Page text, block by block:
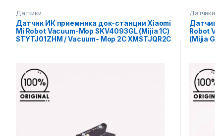
Датчики
Датчик ИК приемника док-станции Xiaomi
Mi Robot Vacuum-Mop SKV4093GL (Mijia 1C)
STYTJ01ZHM / Vacuum- Mop 2C XMSTJQR2C
Датчики
Датчик
Robot
(Mijia